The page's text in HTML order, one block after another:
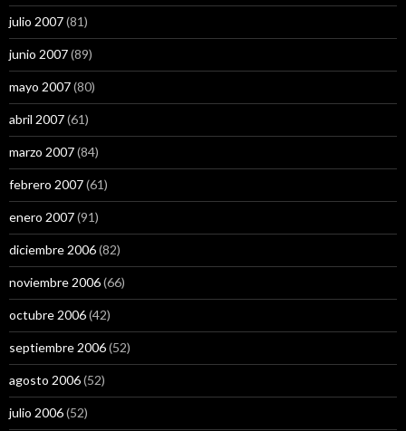
julio 2007(81)
junio 2007(89)
mayo 2007(80)
abril 2007(61)
marzo 2007(84)
febrero 2007(61)
enero 2007(91)
diciembre 2006(82)
noviembre 2006(66)
octubre 2006(42)
septiembre 2006(52)
agosto 2006(52)
julio 2006(52)